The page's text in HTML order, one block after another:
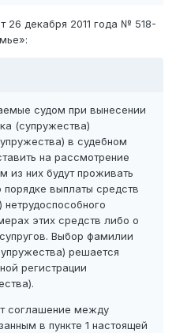
26 декабря 2011 года № 518-
судом при вынесении
(супружества)
в судебном
на рассмотрение
из них будут проживать
выплаты средств
этих средств либо о
Выбор фамилии
решается
регистрации
соглашение между
в пункте 1 настоящей